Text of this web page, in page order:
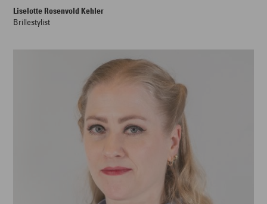
Liselotte Rosenvold Kehler
Brillestylist